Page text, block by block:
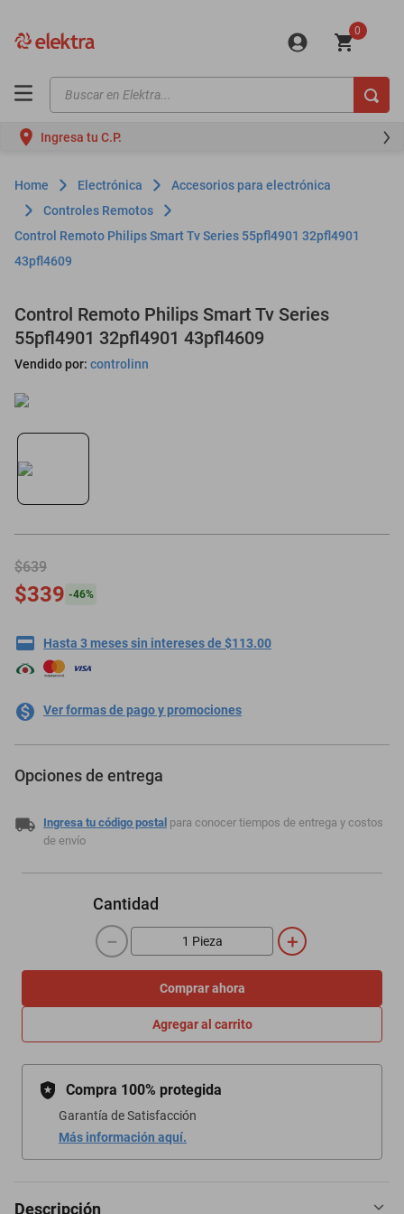
0
Buscar en Elektra...
Ingresa tu C.P.
Electrónica
Accesorios para electrónica
Controles Remotos
Control Remoto Philips Smart Tv Series 55pfl4901 32pfl4901
43pfl4609
Control Remoto Philips Smart Tv Series
55pfl4901 32pfl4901 43pfl4609
Vendido por: controlinn
$639
$339 -46%
Hasta 3 meses sin intereses de $113.00
Ver formas de pago y promociones
Opciones de entrega
Ingresa tu código postal para conocer tiempos de entrega y costos
de envío
Cantidad
＋
－
Comprar ahora
Agregar al carrito
Compra 100% protegida
Garantía de Satisfacción
Más información aquí.
Descripción
motos
moto
celulares
iphones
lavadoras
colchones
salas
oppo